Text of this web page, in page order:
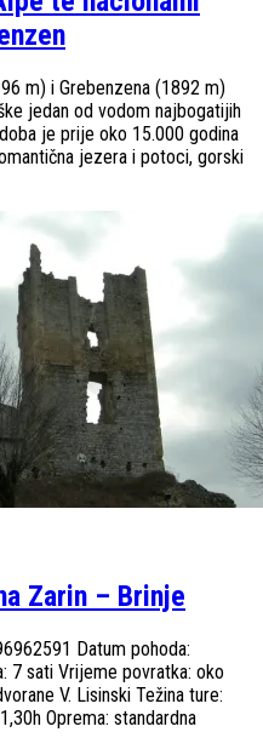
m) i Grebenzena (1892 m)
jedan od vodom najbogatijih
je prije oko 15.000 godina
jezera i potoci, gorski
Zarin – Brinje
Datum pohoda:
7 sati Vrijeme povratka: oko
V. Lisinski Težina ture:
Oprema: standardna